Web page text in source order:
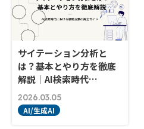
サイテーション分析と
は？基本とやり方を徹底
解説｜AI検索時代…
2026.03.05
AI/生成AI